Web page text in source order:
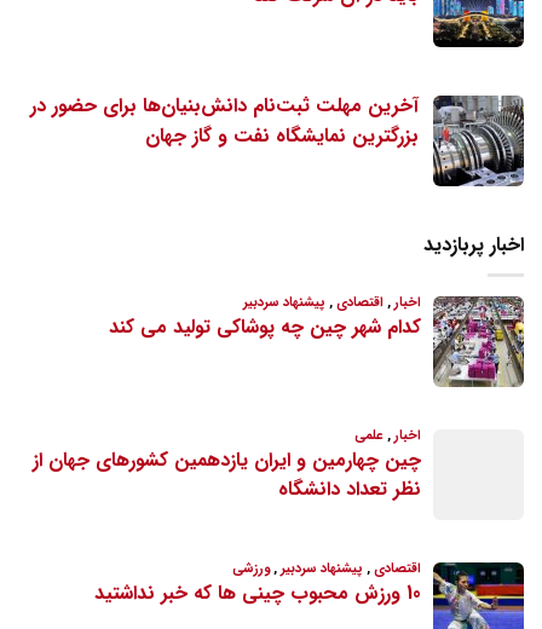
آخرین مهلت ثبت‌نام دانش‌بنیان‌ها برای حضور در
بزرگترین نمایشگاه نفت و گاز جهان
اخبار پربازدید